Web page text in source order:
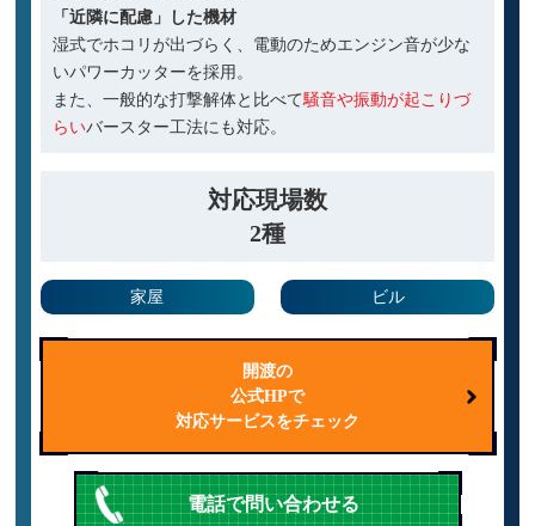
「近隣に配慮」した機材
湿式でホコリが出づらく、電動のためエンジン音が少な
いパワーカッターを採用。
また、一般的な打撃解体と比べて騒音や振動が起こりづ
らいバースター工法にも対応。
対応現場数
2種
家屋 ビル
開渡の
公式HPで
対応サービスをチェック
電話で問い合わせる